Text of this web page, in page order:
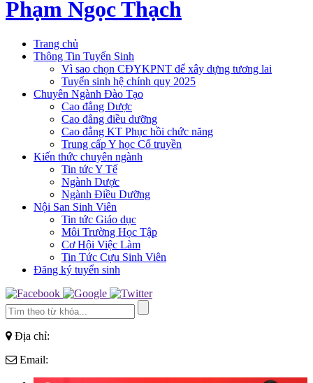
Phạm Ngọc Thạch
Trang chủ
Thông Tin Tuyển Sinh
Vì sao chọn CĐYKPNT để xây dựng tương lai
Tuyển sinh hệ chính quy 2025
Chuyên Ngành Đào Tạo
Cao đẳng Dược
Cao đẳng điều dưỡng
Cao đẳng KT Phục hồi chức năng
Trung cấp Y học Cổ truyền
Kiến thức chuyên ngành
Tin tức Y Tế
Ngành Dược
Ngành Điều Dưỡng
Nội San Sinh Viên
Tin tức Giáo dục
Môi Trường Học Tập
Cơ Hội Việc Làm
Tin Tức Cựu Sinh Viên
Đăng ký tuyển sinh
Địa chỉ:
Email: